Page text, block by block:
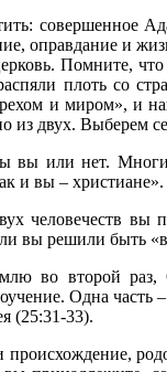
совершенное
оправдание и
Помните,
плоть со
и миром», и
двух. Выберем
вы или нет.
и вы – христиане».
человечеств вы
вы решили быть
во второй
Одна
(25:31-33).
происхождение,